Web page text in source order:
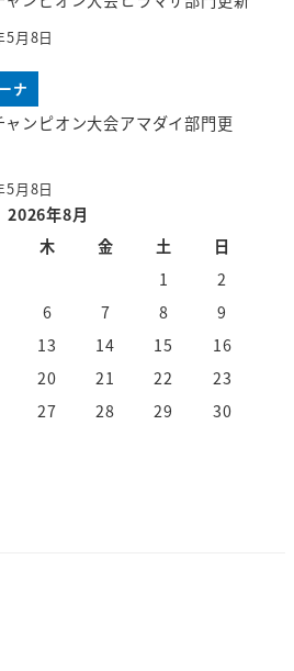
5月8日
ナ
ャンピオン大会アマダイ部門更
5月8日
2026年8月
木 金 土
日
1
2
6 7 8
9
13 14 15
16
20 21 22
23
27 28 29
30